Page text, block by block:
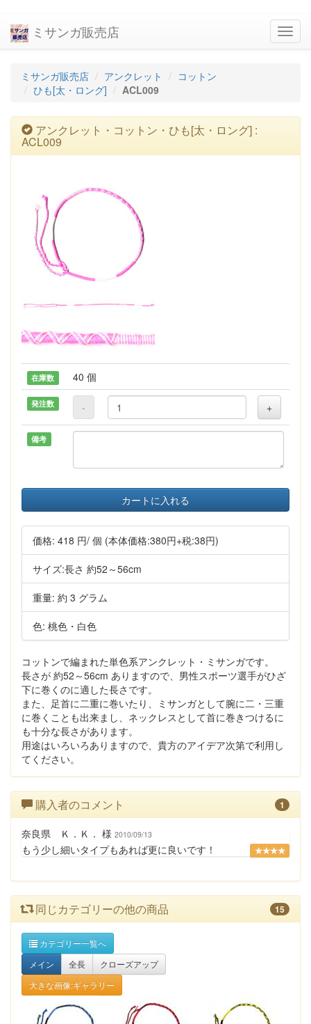
ミサンガ販売店
ミサンガ販売店 アンクレット
コットン
ひも[太・ロング]
ACL009
アンクレット・コットン・ひも[太・ロング] :
ACL009
在庫数 40 個
発注数 - +
備考
カートに入れる
価格: 418 円/ 個 (本体価格:380円+税:38円)
サイズ:長さ 約52～56cm
重量: 約 3 グラム
色: 桃色・白色
コットンで編まれた単色系アンクレット・ミサンガです。
長さが 約52～56cm ありますので、男性スポーツ選手がひざ
下に巻くのに適した長さです。
また、足首に二重に巻いたり、ミサンガとして腕に二・三重
に巻くことも出来まし、ネックレスとして首に巻きつけるに
も十分な長さがあります。
用途はいろいろありますので、貴方のアイデア次第で利用し
てください。
購入者のコメント 1
奈良県 Ｋ．Ｋ． 様 2010/09/13
★★★★
もう少し細いタイプもあれば更に良いです！
同じカテゴリーの他の商品 15
カテゴリー一覧へ
メイン
全長
クローズアップ
大きな画像:ギャラリー